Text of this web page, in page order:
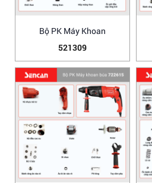
Bộ PK Máy Khoan
521309